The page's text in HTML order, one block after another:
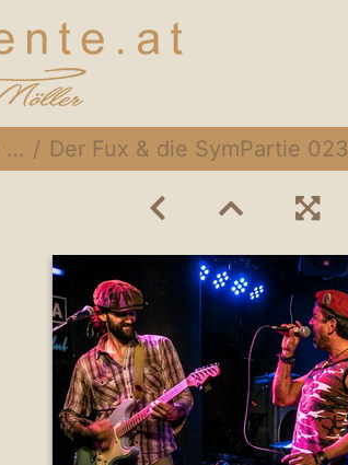
Der Fux & die SymPartie 023